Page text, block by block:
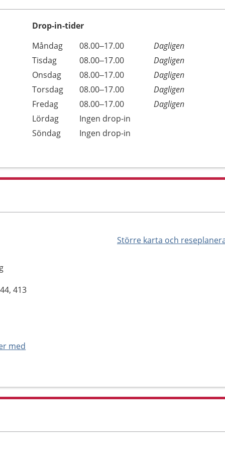
Drop-in-tider
Måndag
08.00–17.00
Dagligen
Tisdag
08.00–17.00
Dagligen
Onsdag
08.00–17.00
Dagligen
Torsdag
08.00–17.00
Dagligen
Fredag
08.00–17.00
Dagligen
Lördag
Ingen drop-in
Söndag
Ingen drop-in
Större karta och
413
med